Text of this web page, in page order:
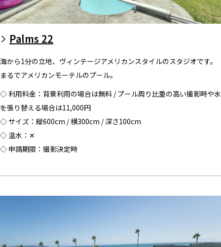
Palms 22
海から1分の立地、ヴィンテージアメリカンスタイルのスタジオです。
まるでアメリカンモーテルのプール。
◇ 利用料金：背景利用の場合は無料 / プール周り比重の高い撮影時や水
を張り替える場合は11,000円
◇ サイズ：縦600cm / 横300cm / 深さ100cm
◇ 温水：✕
◇ 申請期限：撮影決定時